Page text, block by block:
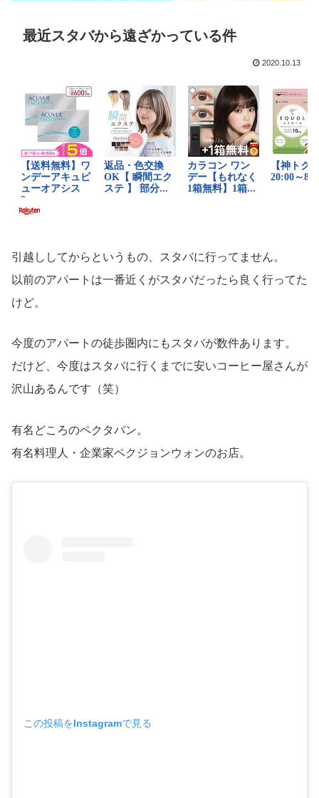
最近スタバから遠ざかっている件
2020.10.13
引越ししてからというもの、スタバに行ってません。
以前のアパートは一番近くがスタバだったら良く行ってた
けど。
今度のアパートの徒歩圏内にもスタバが数件あります。
だけど、今度はスタバに行くまでに安いコーヒー屋さんが
沢山あるんです（笑）
有名どころのペクタバン。
有名料理人・企業家ペクジョンウォンのお店。
この投稿をInstagramで見る